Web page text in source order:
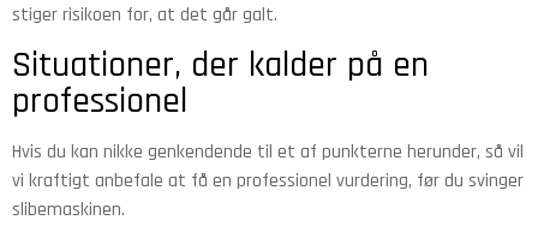
stiger risikoen for, at det går galt.
Situationer, der kalder på en
professionel
Hvis du kan nikke genkendende til et af punkterne herunder, så vil
vi kraftigt anbefale at få en professionel vurdering, før du svinger
slibemaskinen.